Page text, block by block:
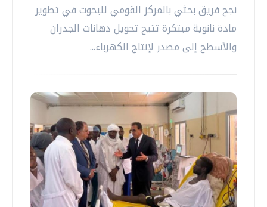
نجح فريق بحثي بالمركز القومي للبحوث في تطوير
مادة نانوية مبتكرة تتيح تحويل دهانات الجدران
والأسطح إلى مصدر لإنتاج الكهرباء...